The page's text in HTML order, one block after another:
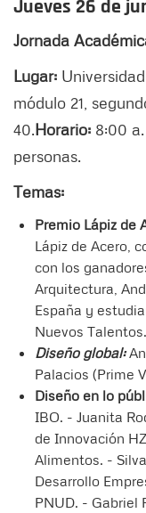
Jueves 26 de
Jornada
Lugar:
módulo 21,
40.Horario: 8:00
personas.
Temas:
Premio Lápiz de
Lápiz de Acero,
con los
Arquitectura,
España y
Nuevos Talentos.
Diseño global:
Palacios (Prime
Diseño en lo
IBO. - Juanita
de Innovación
Alimentos. -
Desarrollo
PNUD. - Gabriel